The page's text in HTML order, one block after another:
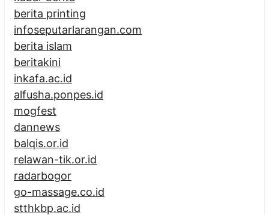
berita printing
infoseputarlarangan.com
berita islam
beritakini
inkafa.ac.id
alfusha.ponpes.id
mogfest
dannews
balqis.or.id
relawan-tik.or.id
radarbogor
go-massage.co.id
stthkbp.ac.id